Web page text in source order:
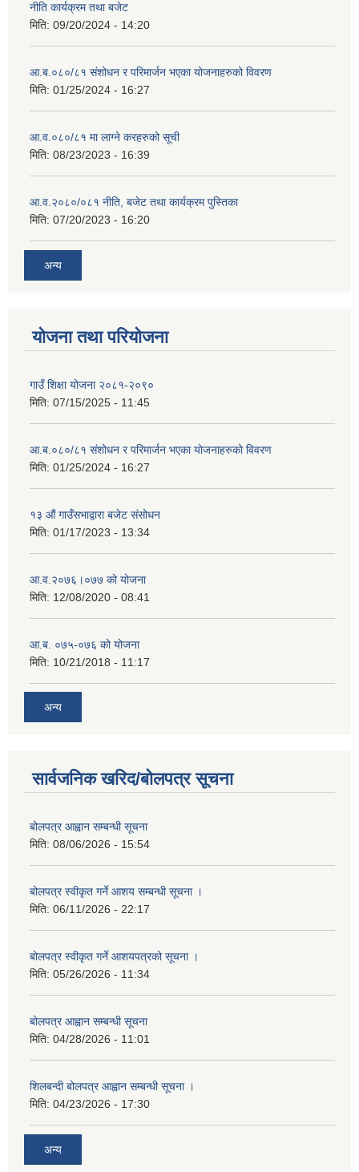
नीति कार्यक्रम तथा बजेट
मिति: 09/20/2024 - 14:20
आ.ब.०८०/८१ संशोधन र परिमार्जन भएका योजनाहरुको विवरण
मिति: 01/25/2024 - 16:27
आ.व.०८०/८१ मा लाग्ने करहरुको सूची
मिति: 08/23/2023 - 16:39
आ.व.२०८०/०८१ नीति, बजेट तथा कार्यक्रम पुस्तिका
मिति: 07/20/2023 - 16:20
अन्य
योजना तथा परियोजना
गाउँ शिक्षा योजना २०८१-२०९०
मिति: 07/15/2025 - 11:45
आ.ब.०८०/८१ संशोधन र परिमार्जन भएका योजनाहरुको विवरण
मिति: 01/25/2024 - 16:27
१३ औं गाउँसभाद्वारा बजेट संसोधन
मिति: 01/17/2023 - 13:34
आ‍.व.२०७६।०७७ को योजना
मिति: 12/08/2020 - 08:41
आ.ब. ०७५-०७६ को योजना
मिति: 10/21/2018 - 11:17
अन्य
सार्वजनिक खरिद/बोलपत्र सूचना
बोलपत्र आह्वान सम्बन्धी सूचना
मिति: 08/06/2026 - 15:54
बोलपत्र स्वीकृत गर्ने आशय सम्बन्धी सूचना ।
मिति: 06/11/2026 - 22:17
बोलपत्र स्वीकृत गर्ने आशयपत्रको सूचना ।
मिति: 05/26/2026 - 11:34
बोलपत्र आह्वान सम्बन्धी सूचना
मिति: 04/28/2026 - 11:01
शिलबन्दी बोलपत्र आह्वान सम्बन्धी सूचना ।
मिति: 04/23/2026 - 17:30
अन्य